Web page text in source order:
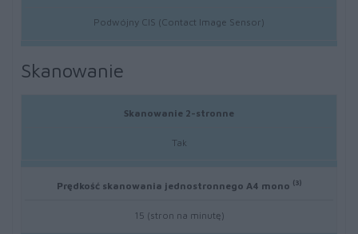
Podwójny CIS​ (Contact Image Sensor)
Skanowanie
Skanowanie 2-stronne
Tak
Prędkość skanowania jednostronnego A4 mono (3)
15 (stron na minutę)